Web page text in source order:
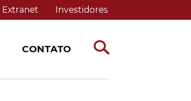
Extranet Investidores
CONTATO